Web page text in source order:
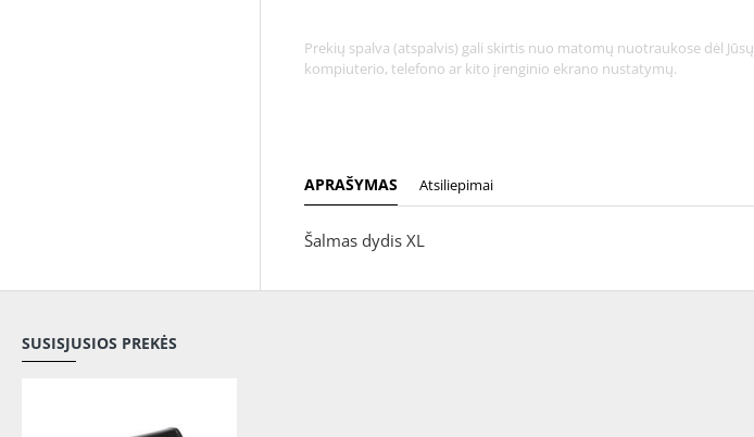
Prekių spalva (atspalvis) gali skirtis nuo matomų nuotraukose dėl Jūsų
kompiuterio, telefono ar kito įrenginio ekrano nustatymų.
APRAŠYMAS Atsiliepimai
Šalmas dydis XL
SUSISJUSIOS PREKĖS